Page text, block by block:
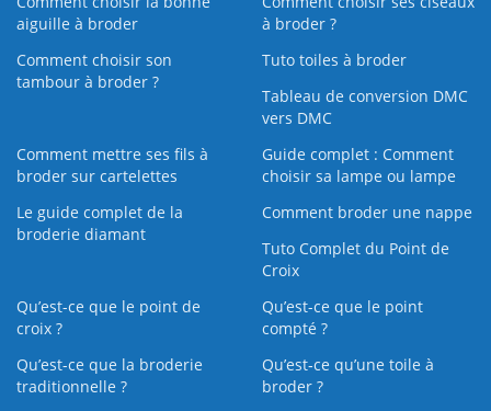
aiguille à broder
à broder ?
Comment choisir son
tambour à broder ?
Tuto toiles à broder
Tableau de conversion DMC
vers DMC
Comment mettre ses fils à
broder sur cartelettes
Guide complet : Comment
choisir sa lampe ou lampe
Le guide complet de la
broderie diamant
Comment broder une nappe
Tuto Complet du Point de
Croix
Qu’est-ce que le point de
croix ?
Qu’est-ce que le point
compté ?
Qu’est-ce que la broderie
traditionnelle ?
Qu’est‑ce qu’une toile à
broder ?